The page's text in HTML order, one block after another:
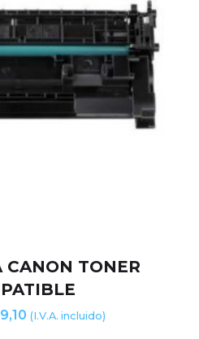
CANON TONER
(I.V.A. incluido)